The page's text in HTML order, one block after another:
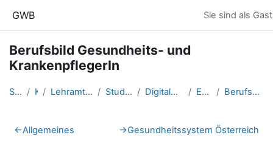
GWB Sie sind als
Berufsbild Gesundheits- und
KrankenpflegerIn
Startseite Kurse Lehramtsausbildung GW im Clust... Studentische Lernkurse Digitale Grundbildung - Salzbu... Eder.Eva-Maria Berufsbild Gesundheits- und Kr...
Abschnittsübersicht
←Allgemeines →Gesundheitssystem Österreich